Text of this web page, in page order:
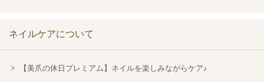
ネイルケアについて
【美爪の休日プレミアム】ネイルを楽しみながらケア♪